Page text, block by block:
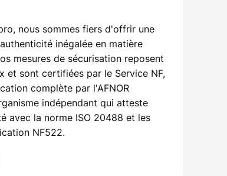
nous sommes fiers d'offrir une
inégalée en matière
mesures de sécurisation reposent
et sont certifiées par le Service NF,
complète par l'AFNOR
indépendant qui atteste
avec la norme ISO 20488 et les
NF522.